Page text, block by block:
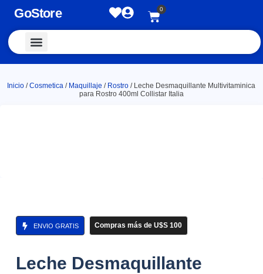
GoStore 0
Inicio /Cosmetica / Maquillaje / Rostro / Leche Desmaquillante Multivitaminica
para Rostro 400ml Collistar Italia
ENVIO GRATIS Compras más de U$S 100
Leche Desmaquillante